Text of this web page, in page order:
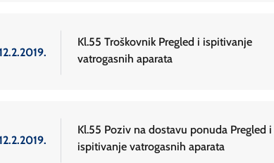
Kl.55 Troškovnik Pregled i ispitivanje
vatrogasnih aparata
Kl.55 Poziv na dostavu ponuda Pregled i
ispitivanje vatrogasnih aparata